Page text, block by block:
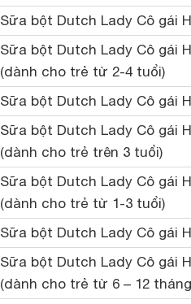
Sữa bột Dutch Lady Cô gái
Sữa bột Dutch Lady Cô gái
(dành cho trẻ từ 2-4 tuổi)
Sữa bột Dutch Lady Cô gái
Sữa bột Dutch Lady Cô gái
(dành cho trẻ trên 3 tuổi)
Sữa bột Dutch Lady Cô gái
(dành cho trẻ từ 1-3 tuổi)
Sữa bột Dutch Lady Cô gái
Sữa bột Dutch Lady Cô gái
(dành cho trẻ từ 6 – 12